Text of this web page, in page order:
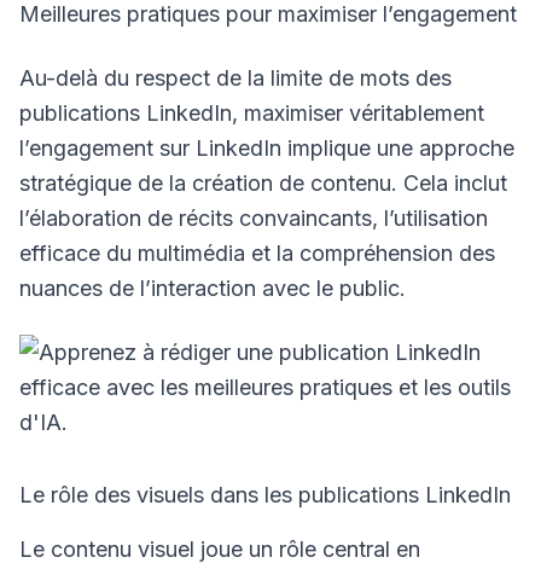
Meilleures pratiques pour maximiser l’engagement
Au-delà du respect de la limite de mots des
publications LinkedIn, maximiser véritablement
l’engagement sur LinkedIn implique une approche
stratégique de la création de contenu. Cela inclut
l’élaboration de récits convaincants, l’utilisation
efficace du multimédia et la compréhension des
nuances de l’interaction avec le public.
Le rôle des visuels dans les publications LinkedIn
Le contenu visuel joue un rôle central en